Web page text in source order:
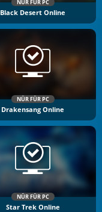
NÜR FÜR PC
Black Desert Online
NÜR FÜR PC
Drakensang Online
NÜR FÜR PC
Star Trek Online